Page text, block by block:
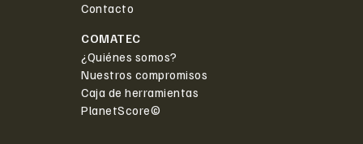
Contacto
COMATEC
¿Quiénes somos?
Nuestros compromisos
Caja de herramientas
PlanetScore©